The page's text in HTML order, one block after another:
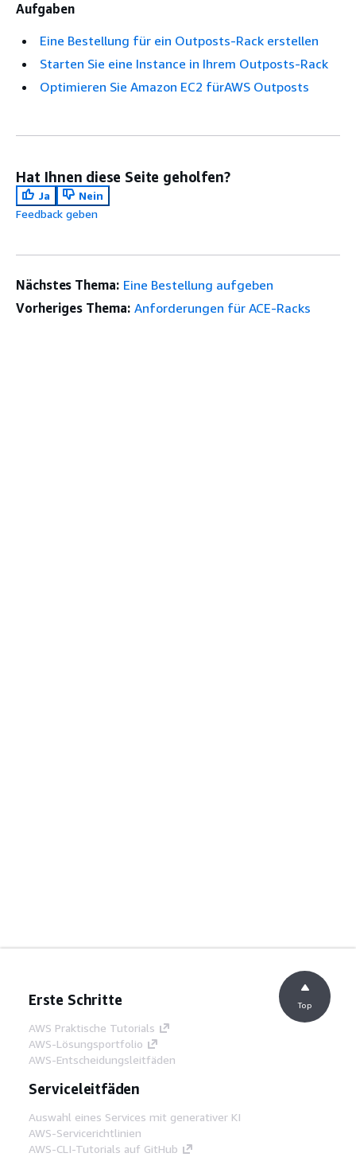
Aufgaben
Eine Bestellung für ein Outposts-Rack erstellen
Starten Sie eine Instance in Ihrem Outposts-Rack
Optimieren Sie Amazon EC2 fürAWS Outposts
Hat Ihnen diese Seite geholfen?
Ja
Nein
Feedback geben
Nächstes Thema: Eine Bestellung aufgeben
Vorheriges Thema: Anforderungen für ACE-Racks
Erste Schritte
AWS Praktische Tutorials
AWS-Lösungsportfolio
AWS-Entscheidungsleitfäden
Serviceleitfäden
Auswahl eines Services mit generativer KI
AWS-Servicerichtlinien
AWS-CLI-Tutorials auf GitHub
Top